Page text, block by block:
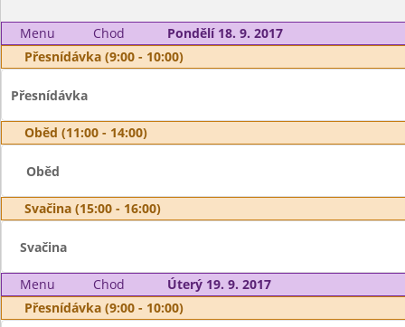
Menu Chod
Pondělí 18. 9. 2017
Přesnídávka (9:00 - 10:00)
Přesnídávka
Oběd (11:00 - 14:00)
Oběd
Svačina (15:00 - 16:00)
Svačina
Menu Chod
Úterý 19. 9. 2017
Přesnídávka (9:00 - 10:00)